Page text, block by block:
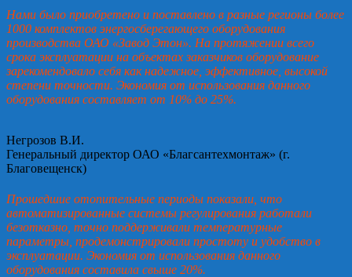
Нами было приобретено и поставлено в разные регионы более
1000 комплектов энергосберегающего оборудования
производства ОАО «Завод Этон». На протяжении всего
срока эксплуатации на объектах заказчиков оборудование
зарекомендовало себя как надежное, эффективное, высокой
степени точности. Экономия от использования данного
оборудования составляет от 10% до 25%.
Негрозов В.И.
Генеральный директор ОАО «Благсантехмонтаж» (г.
Благовещенск)
Прошедшие отопительные периоды показали, что
автоматизированные системы регулирования работали
безотказно, точно поддерживали температурные
параметры, продемонстрировали простоту и удобство в
эксплуатации. Экономия от использования данного
оборудования составила свыше 20%.